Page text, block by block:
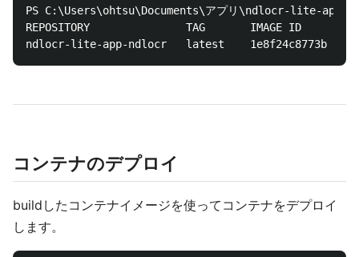
PS C:\Users\ohtsu\Documents\アプリ\ndlocr-lite-app>
REPOSITORY               TAG       IMAGE ID
コンテナのデプロイ
buildしたコンテナイメージを使ってコンテナをデプロイ
します。